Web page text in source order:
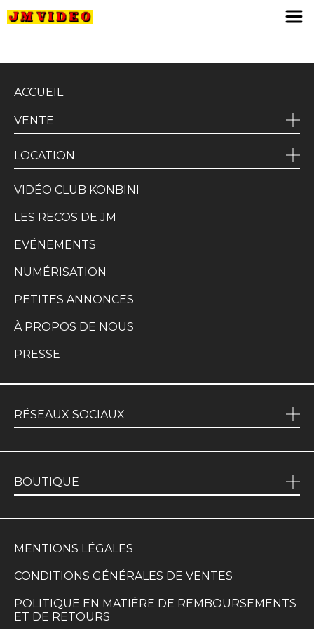
ACCUEIL
VENTE
LOCATION
VIDÉO CLUB KONBINI
LES RECOS DE JM
EVÉNEMENTS
NUMÉRISATION
PETITES ANNONCES
À PROPOS DE NOUS
PRESSE
RÉSEAUX SOCIAUX
BOUTIQUE
MENTIONS LÉGALES
CONDITIONS GÉNÉRALES DE VENTES
POLITIQUE EN MATIÈRE DE REMBOURSEMENTS
ET DE RETOURS